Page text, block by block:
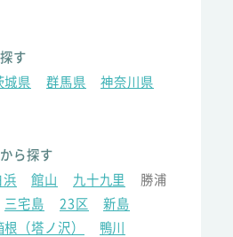
す
城県 群馬県
神奈川県
ら探す
浜 館山 九十九里
勝浦
三宅島 23区
新島
根（塔ノ沢）
鴨川